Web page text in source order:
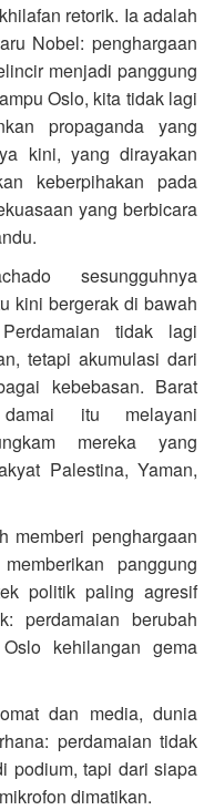
retorik. Ia adalah
Nobel: penghargaan
menjadi panggung
Oslo, kita tidak lagi
propaganda yang
kini, yang dirayakan
keberpihakan pada
yang berbicara
sesungguhnya
kini bergerak di bawah
tidak lagi
tetapi akumulasi dari
kebebasan. Barat
damai itu melayani
mereka yang
Palestina, Yaman,
memberi penghargaan
panggung
politik paling agresif
perdamaian berubah
kehilangan gema
dan media, dunia
perdamaian tidak
podium, tapi dari siapa
dimatikan.